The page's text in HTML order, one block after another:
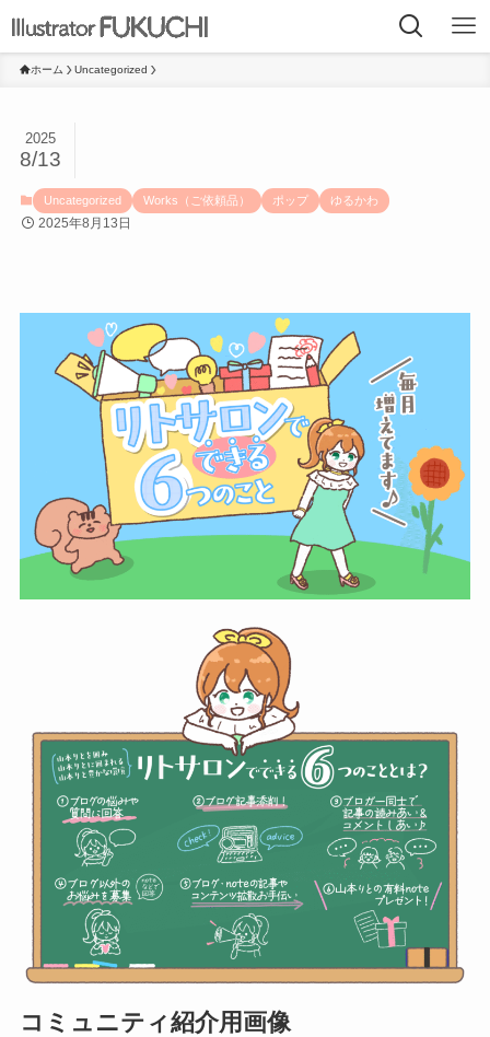
ホーム Uncategorized
2025
8/13
Uncategorized Works（ご依頼品） ポップ ゆるかわ
2025年8月13日
コミュニティ紹介用画像